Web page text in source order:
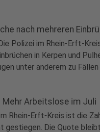
nach mehreren
Polizei im Rhein-Erft-
in Kerpen und
unter anderem zu
Mehr Arbeitslose im Juli
Rhein-Erft-Kreis ist die
gestiegen. Die Quote